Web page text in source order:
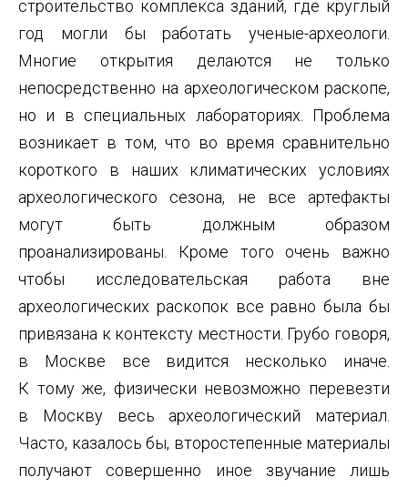
строительство комплекса зданий, где круглый
год могли бы работать ученые-археологи.
Многие открытия делаются не только
непосредственно на археологическом раскопе,
но и в специальных лабораториях. Проблема
возникает в том, что во время сравнительно
короткого в наших климатических условиях
археологического сезона, не все артефакты
могут быть должным образом
проанализированы. Кроме того очень важно
чтобы исследовательская работа вне
археологических раскопок все равно была бы
привязана к контексту местности. Грубо говоря,
в Москве все видится несколько иначе.
К тому же, физически невозможно перевезти
в Москву весь археологический материал.
Часто, казалось бы, второстепенные материалы
получают совершенно иное звучание лишь